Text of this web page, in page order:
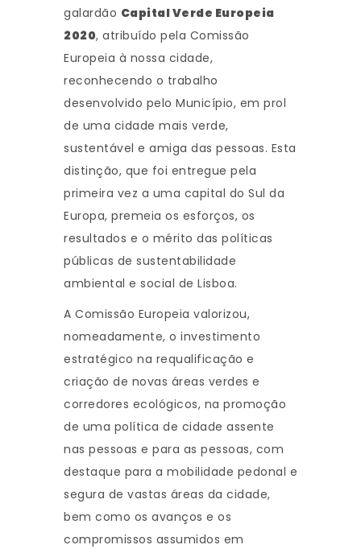
galardão Capital Verde Europeia
2020, atribuído pela Comissão
Europeia à nossa cidade,
reconhecendo o trabalho
desenvolvido pelo Município, em prol
de uma cidade mais verde,
sustentável e amiga das pessoas. Esta
distinção, que foi entregue pela
primeira vez a uma capital do Sul da
Europa, premeia os esforços, os
resultados e o mérito das políticas
públicas de sustentabilidade
ambiental e social de Lisboa.
A Comissão Europeia valorizou,
nomeadamente, o investimento
estratégico na requalificação e
criação de novas áreas verdes e
corredores ecológicos, na promoção
de uma política de cidade assente
nas pessoas e para as pessoas, com
destaque para a mobilidade pedonal e
segura de vastas áreas da cidade,
bem como os avanços e os
compromissos assumidos em